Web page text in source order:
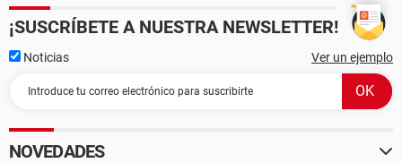
¡SUSCRÍBETE A NUESTRA NEWSLETTER!
Noticias Ver un ejemplo
NOVEDADES